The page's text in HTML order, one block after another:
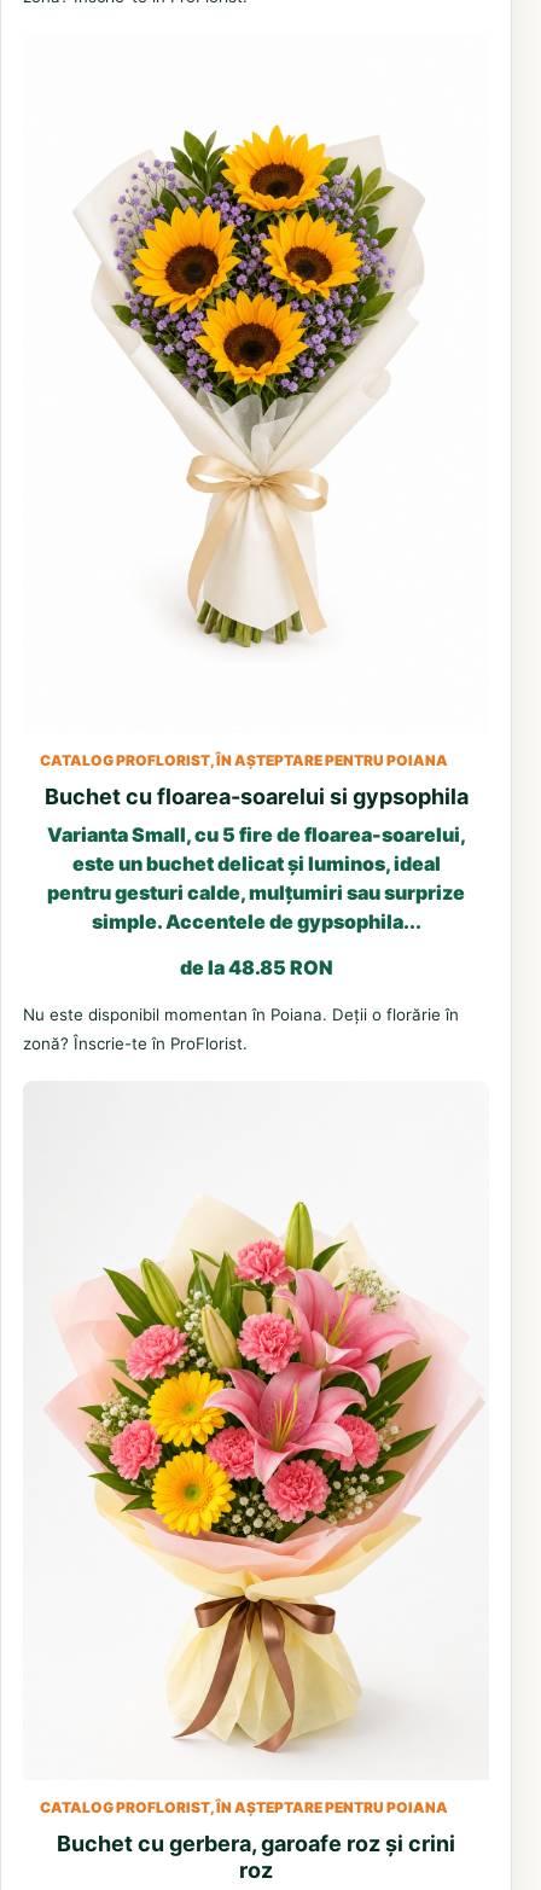
CATALOG PROFLORIST, ÎN AȘTEPTARE PENTRU POIANA
Buchet cu floarea-soarelui si gypsophila
Varianta Small, cu 5 fire de floarea-soarelui,
este un buchet delicat și luminos, ideal
pentru gesturi calde, mulțumiri sau surprize
simple. Accentele de gypsophila...
de la 48.85 RON
Nu este disponibil momentan în Poiana. Deții o florărie în
zonă? Înscrie-te în ProFlorist.
CATALOG PROFLORIST, ÎN AȘTEPTARE PENTRU POIANA
Buchet cu gerbera, garoafe roz și crini
roz